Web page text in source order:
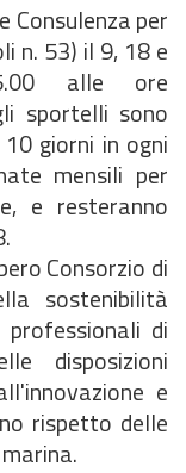
Consulenza per
n. 53) il 9, 18 e
alle ore
sportelli sono
giorni in ogni
mensili per
e resteranno
Consorzio di
sostenibilità
di
disposizioni
e
rispetto delle